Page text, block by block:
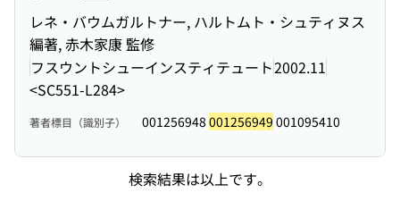
レネ・バウムガルトナー, ハルトムト・シュティヌス
編著, 赤木家康 監修
フスウントシューインスティテュート2002.11
<SC551-L284>
著者標目（識別子） 001256948 001256949 001095410
検索結果は以上です。